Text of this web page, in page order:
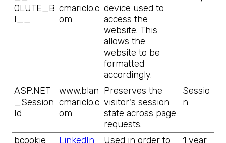
OLUTE_B
I__
cmariclo.c
om
device used to
access the
website. This
allows the
website to be
formatted
accordingly.
ASP.NET
_Session
Id
www.blan
cmariclo.c
om
Preserves the
visitor's session
state across page
requests.
Sessio
n
bcookie LinkedIn
Used in order to
1 year